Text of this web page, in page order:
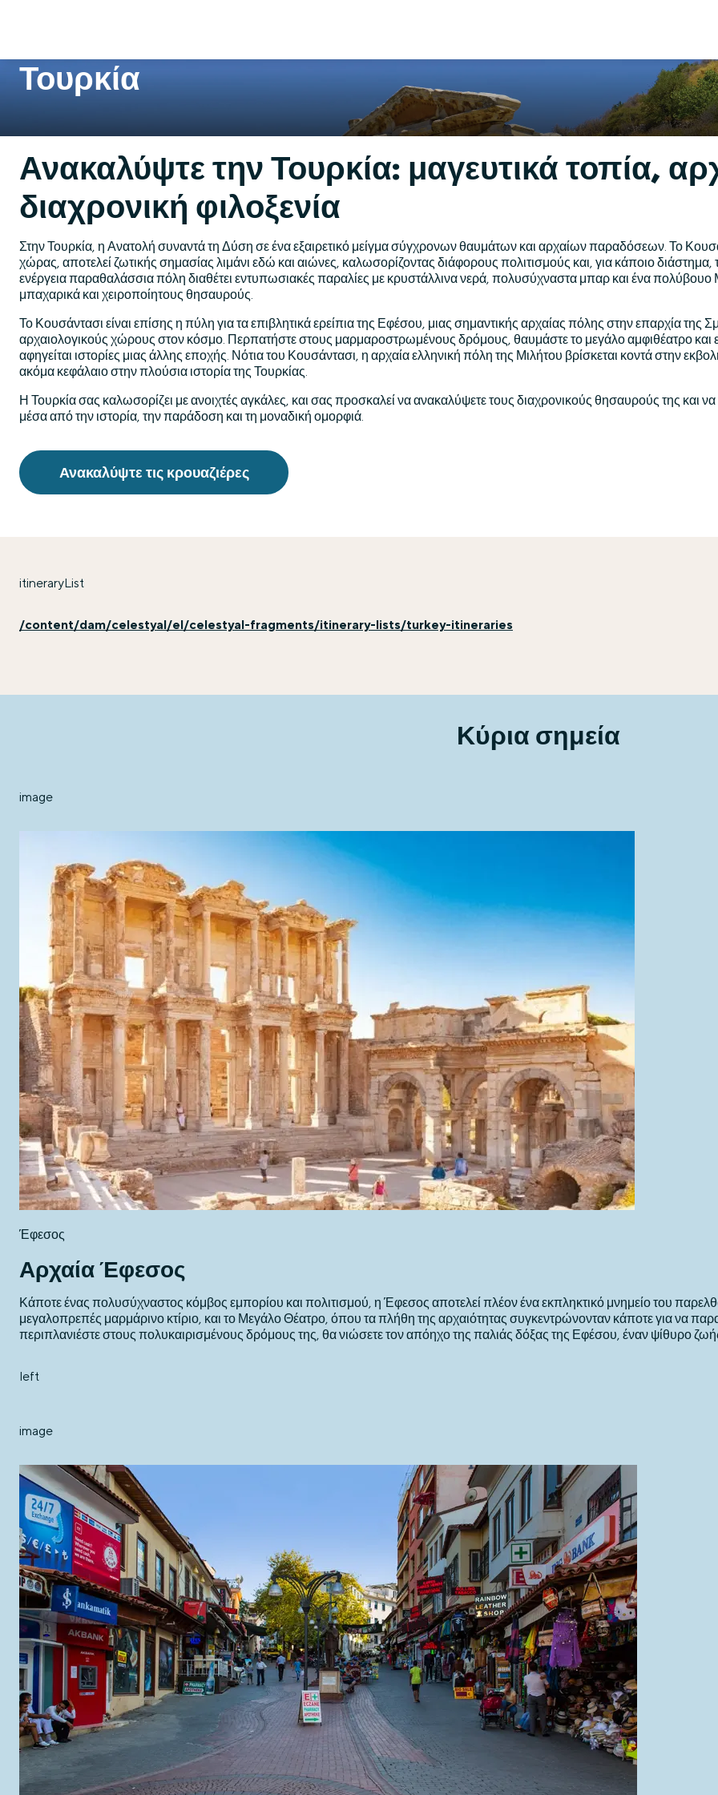
Τουρκία
Ανακαλύψτε την Τουρκία: μαγευτικά τοπία,
διαχρονική φιλοξενία
Στην Τουρκία, η Ανατολή συναντά τη Δύση σε ένα εξαιρετικό μείγμα σύγχρονων θαυμάτων και αρχαίων παραδόσεων. Το
χώρας, αποτελεί ζωτικής σημασίας λιμάνι εδώ και αιώνες, καλωσορίζοντας διάφορους πολιτισμούς και, για κάποιο
ενέργεια παραθαλάσσια πόλη διαθέτει εντυπωσιακές παραλίες με κρυστάλλινα νερά, πολυσύχναστα μπαρ και ένα
μπαχαρικά και χειροποίητους θησαυρούς.
Το Κουσάντασι είναι επίσης η πύλη για τα επιβλητικά ερείπια της Εφέσου, μιας σημαντικής αρχαίας πόλης στην επαρχία της
αρχαιολογικούς χώρους στον κόσμο. Περπατήστε στους μαρμαροστρωμένους δρόμους, θαυμάστε το μεγάλο αμφιθέατρο και
αφηγείται ιστορίες μιας άλλης εποχής. Νότια του Κουσάντασι, η αρχαία ελληνική πόλη της Μιλήτου βρίσκεται κοντά στην
ακόμα κεφάλαιο στην πλούσια ιστορία της Τουρκίας.
Η Τουρκία σας καλωσορίζει με ανοιχτές αγκάλες, και σας προσκαλεί να ανακαλύψετε τους διαχρονικούς θησαυρούς της και
μέσα από την ιστορία, την παράδοση και τη μοναδική ομορφιά.
Ανακαλύψτε τις κρουαζιέρες
itineraryList
/content/dam/celestyal/el/celestyal-fragments/itinerary-lists/turkey-itineraries
Κύρια σημεία
image
Έφεσος
Αρχαία Έφεσος
Κάποτε ένας πολυσύχναστος κόμβος εμπορίου και πολιτισμού, η Έφεσος αποτελεί πλέον ένα εκπληκτικό μνημείο του
μεγαλοπρεπές μαρμάρινο κτίριο, και το Μεγάλο Θέατρο, όπου τα πλήθη της αρχαιότητας συγκεντρώνονταν κάποτε για να
περιπλανιέστε στους πολυκαιρισμένους δρόμους της, θα νιώσετε τον απόηχο της παλιάς δόξας της Εφέσου, έναν ψίθυρο
left
image